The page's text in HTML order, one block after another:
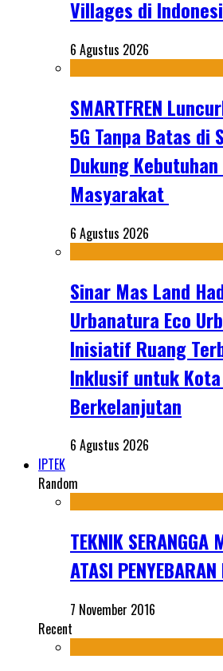
Villages di
6 Agustus 2026
SMARTFREN
5G Tanpa Batas di
Dukung
Masyarakat
6 Agustus 2026
Sinar Mas Land
Urbanatura Eco
Inisiatif Ruang
Inklusif untuk
Berkelanjutan
6 Agustus 2026
IPTEK
Random
TEKNIK SERANGGA
ATASI
7 November 2016
Recent